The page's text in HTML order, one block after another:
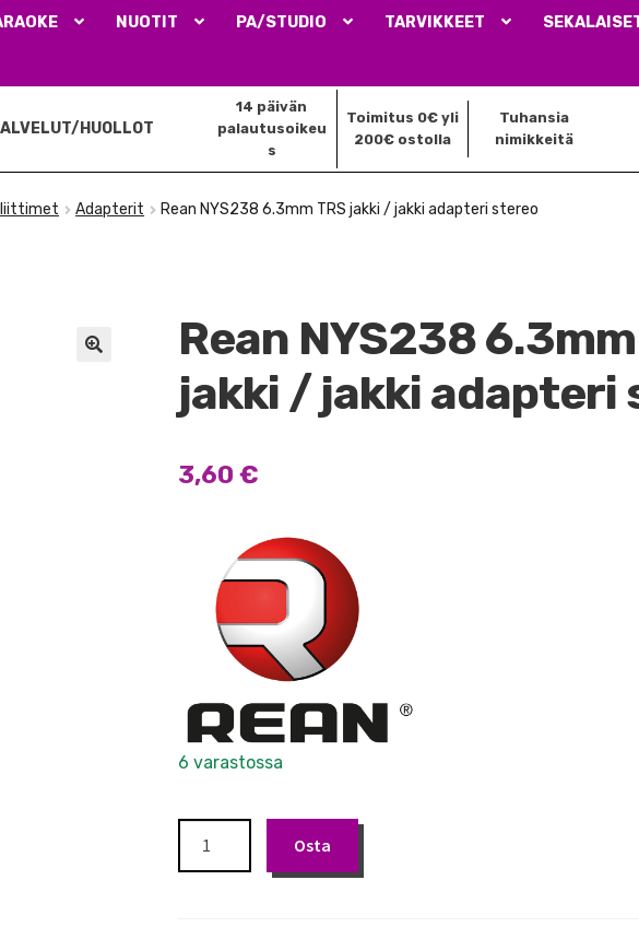
NUOTIT PA/STUDIO TARVIKKEET
14 päivän
palautusoikeu
s
Toimitus 0€ yli
200€ ostolla
Tuhansia
nimikkeitä
HUOLLOT
liittimet Adapterit Rean NYS238 6.3mm TRS jakki / jakki adapteri stereo
Rean NYS238
jakki / jakki adapteri
3,60 €
6 varastossa
NYS238
Osta